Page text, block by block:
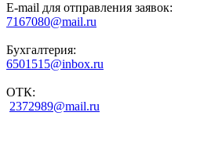
E-mail для отправления заявок:
7167080@mail.ru
Бухгалтерия:
6501515@inbox.ru
ОТК:
2372989@mail.ru